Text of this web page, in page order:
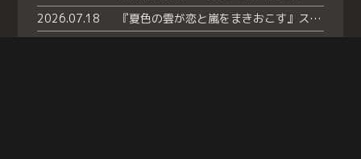
2026.07.18
『夏色の雲が恋と嵐をまきおこす』スペシャルメイキング 【Part1】2026年７月18日（土）23時30分～配信スタート！話題のシーンの裏側を大公開！豪華キャスト大集合！ 『武宮家 真夏の家族会議』開催！